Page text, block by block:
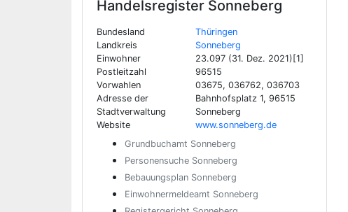
Handelsregister Sonneberg
Bundesland
Thüringen
Landkreis
Sonneberg
Einwohner
23.097 (31. Dez. 2021)[1]
Postleitzahl
96515
Vorwahlen
03675, 036762, 036703
Adresse der
Stadtverwaltung
Bahnhofsplatz 1, 96515
Sonneberg
Website
www.sonneberg.de
Grundbuchamt Sonneberg
Personensuche Sonneberg
Bebauungsplan Sonneberg
Einwohnermeldeamt Sonneberg